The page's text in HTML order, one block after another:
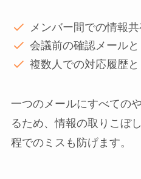
メンバー間での情報
会議前の確認メール
複数人での対応履歴
一つのメールにすべての
るため、情報の取りこぼ
程でのミスも防げます。